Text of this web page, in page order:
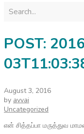
POST:
August 3, 2016
by avvai
Uncategorized
என் சித்தப்பா மருத்துவ